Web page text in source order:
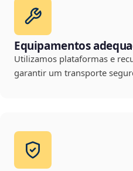
Equipamentos
Utilizamos plataformas e
garantir um transporte